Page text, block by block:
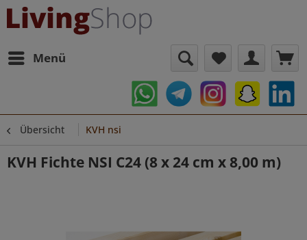
Menü
Übersicht KVH nsi
KVH Fichte NSI C24 (8 x 24 cm x 8,00 m)